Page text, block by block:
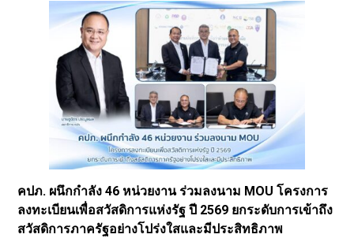
คปภ. ผนึกกำลัง 46 หน่วยงาน ร่วมลงนาม MOU โครงการ
ลงทะเบียนเพื่อสวัสดิการแห่งรัฐ ปี 2569 ยกระดับการเข้าถึง
สวัสดิการภาครัฐอย่างโปร่งใสและมีประสิทธิภาพ